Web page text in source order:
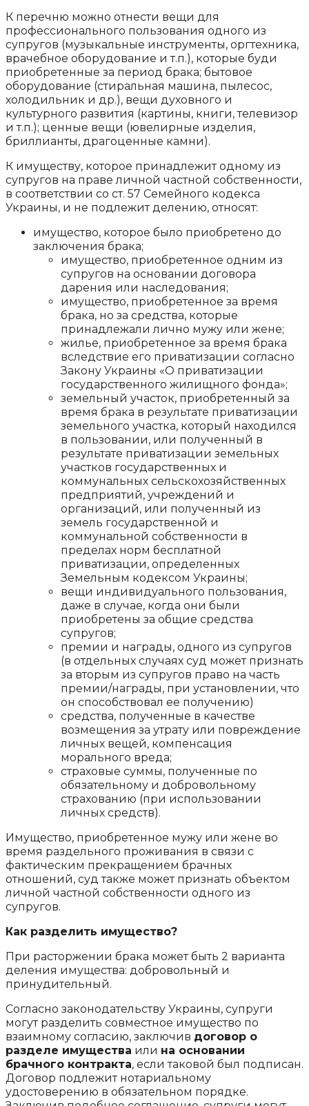
К перечню можно отнести вещи для
профессионального пользования одного из
супругов (музыкальные инструменты, оргтехника,
врачебное оборудование и т.п.), которые буди
приобретенные за период брака; бытовое
оборудование (стиральная машина, пылесос,
холодильник и др.), вещи духовного и
культурного развития (картины, книги, телевизор
и т.п.); ценные вещи (ювелирные изделия,
бриллианты, драгоценные камни).
К имуществу, которое принадлежит одному из
супругов на праве личной частной собственности,
в соответствии со ст. 57 Семейного кодекса
Украины, и не подлежит делению, относят:
имущество, которое было приобретено до
заключения брака;
имущество, приобретенное одним из
супругов на основании договора
дарения или наследования;
имущество, приобретенное за время
брака, но за средства, которые
принадлежали лично мужу или жене;
жилье, приобретенное за время брака
вследствие его приватизации согласно
Закону Украины «О приватизации
государственного жилищного фонда»;
земельный участок, приобретенный за
время брака в результате приватизации
земельного участка, который находился
в пользовании, или полученный в
результате приватизации земельных
участков государственных и
коммунальных сельскохозяйственных
предприятий, учреждений и
организаций, или полученный из
земель государственной и
коммунальной собственности в
пределах норм бесплатной
приватизации, определенных
Земельным кодексом Украины;
вещи индивидуального пользования,
даже в случае, когда они были
приобретены за общие средства
супругов;
премии и награды, одного из супругов
(в отдельных случаях суд может признать
за вторым из супругов право на часть
премии/награды, при установлении, что
он способствовал ее получению)
средства, полученные в качестве
возмещения за утрату или повреждение
личных вещей, компенсация
морального вреда;
страховые суммы, полученные по
обязательному и добровольному
страхованию (при использовании
личных средств).
Имущество, приобретенное мужу или жене во
время раздельного проживания в связи с
фактическим прекращением брачных
отношений, суд также может признать объектом
личной частной собственности одного из
супругов.
Как разделить имущество?
При расторжении брака может быть 2 варианта
деления имущества: добровольный и
принудительный.
Согласно законодательству Украины, супруги
могут разделить совместное имущество по
взаимному согласию, заключив договор о
разделе имущества или на основании
брачного контракта, если таковой был подписан.
Договор подлежит нотариальному
удостоверению в обязательном порядке.